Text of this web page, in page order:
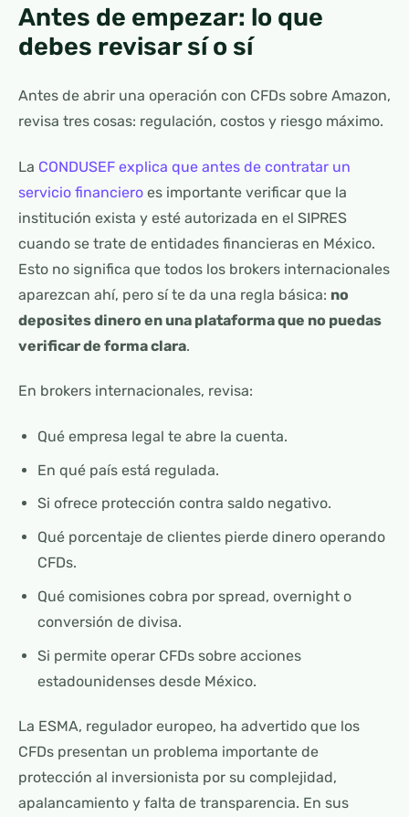
Antes de empezar: lo que
debes revisar sí o sí
Antes de abrir una operación con CFDs sobre Amazon,
revisa tres cosas: regulación, costos y riesgo máximo.
La CONDUSEF explica que antes de contratar un
servicio financiero es importante verificar que la
institución exista y esté autorizada en el SIPRES
cuando se trate de entidades financieras en México.
Esto no significa que todos los brokers internacionales
aparezcan ahí, pero sí te da una regla básica: no
deposites dinero en una plataforma que no puedas
verificar de forma clara.
En brokers internacionales, revisa:
Qué empresa legal te abre la cuenta.
En qué país está regulada.
Si ofrece protección contra saldo negativo.
Qué porcentaje de clientes pierde dinero operando
CFDs.
Qué comisiones cobra por spread, overnight o
conversión de divisa.
Si permite operar CFDs sobre acciones
estadounidenses desde México.
La ESMA, regulador europeo, ha advertido que los
CFDs presentan un problema importante de
protección al inversionista por su complejidad,
apalancamiento y falta de transparencia. En sus